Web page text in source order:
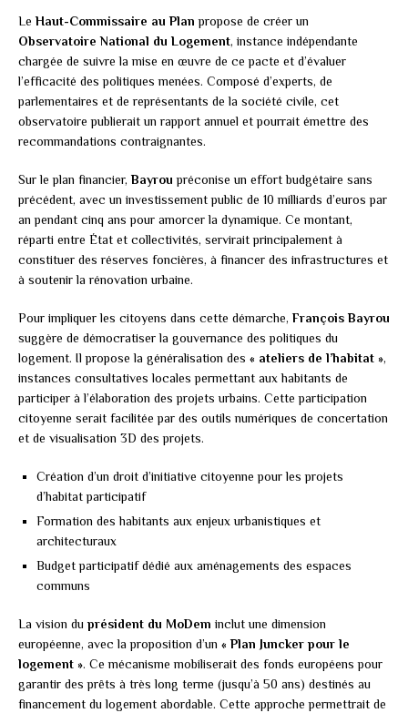
LeHaut-Commissaire au Plan propose de créer un
Observatoire National du Logement, instance indépendante
chargée de suivre la mise en œuvre de ce pacte et d’évaluer
l’efficacité des politiques menées. Composé d’experts, de
parlementaires et de représentants de la société civile, cet
observatoire publierait un rapport annuel et pourrait émettre des
recommandations contraignantes.
Sur le plan financier,Bayrou préconise un effort budgétaire sans
précédent, avec un investissement public de 10 milliards d’euros par
an pendant cinq ans pour amorcer la dynamique. Ce montant,
réparti entre État et collectivités, servirait principalement à
constituer des réserves foncières, à financer des infrastructures et
à soutenir la rénovation urbaine.
Pour impliquer les citoyens dans cette démarche, François Bayrou
suggère de démocratiser la gouvernance des politiques du
logement. Il propose la généralisation des « ateliers de l’habitat »,
instances consultatives locales permettant aux habitants de
participer à l’élaboration des projets urbains. Cette participation
citoyenne serait facilitée par des outils numériques de concertation
et de visualisation 3D des projets.
Création d’un droit d’initiative citoyenne pour les projets
d’habitat participatif
Formation des habitants aux enjeux urbanistiques et
architecturaux
Budget participatif dédié aux aménagements des espaces
communs
La vision du président du MoDem inclut une dimension
européenne, avec la proposition d’un « Plan Juncker pour le
logement ». Ce mécanisme mobiliserait des fonds européens pour
garantir des prêts à très long terme (jusqu’à 50 ans) destinés au
financement du logement abordable. Cette approche permettrait de